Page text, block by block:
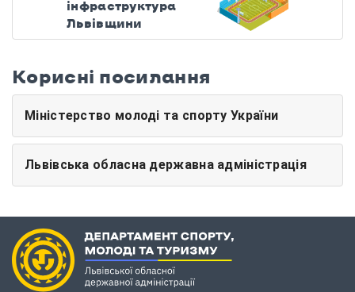
інфраструктура
Львівщини
Корисні посилання
Міністерство молоді та спорту України
Львівська обласна державна адміністрація